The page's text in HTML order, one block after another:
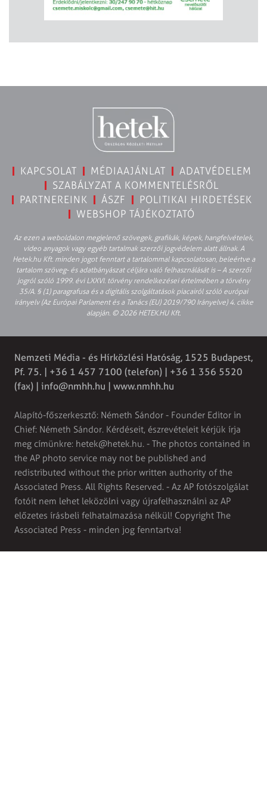
KAPCSOLAT MÉDIAAJÁNLAT
ADATVÉDELEM
SZABÁLYZAT A KOMMENTELÉSRŐL
PARTNEREINK
ÁSZF
POLITIKAI HIRDETÉSEK
WEBSHOP TÁJÉKOZTATÓ
Az ezen a weboldalon megjelenő szövegek, grafikák, képek, hangfelvételek,
video anyagok vagy egyéb tartalmak szerzői jogvédelem alatt állnak. A
Hetek.hu Kft. minden jogot fenntart a tartalommal kapcsolatosan, beleértve a
tartalom szöveg- és adatbányászat céljára való felhasználását is – A szerzői
jogról szóló 1999. évi LXXVI. törvény rendelkezései értelmében a törvény
35/A. § (1) paragrafusa és a digitális szolgáltatások piacairól szóló európai
irányelv (Az Európai Parlament és a Tanács (EU) 2019/790 Irányelve) 4. cikke
alapján. © 2026 HETEK.HU Kft.
Nemzeti Média - és Hírközlési Hatóság, 1525 Budapest,
Pf. 75. | +36 1 457 7100 (telefon) | +36 1 356 5520
(fax) | info@nmhh.hu | www.nmhh.hu
Alapító-főszerkesztő: Németh Sándor - Founder Editor in
Chief: Németh Sándor. Kérdéseit, észrevételeit kérjük írja
meg címünkre: hetek@hetek.hu. - The photos contained in
the AP photo service may not be published and
redistributed without the prior written authority of the
Associated Press. All Rights Reserved. - Az AP fotószolgálat
fotóit nem lehet leközölni vagy újrafelhasználni az AP
előzetes írásbeli felhatalmazása nélkül! Copyright The
Associated Press - minden jog fenntartva!